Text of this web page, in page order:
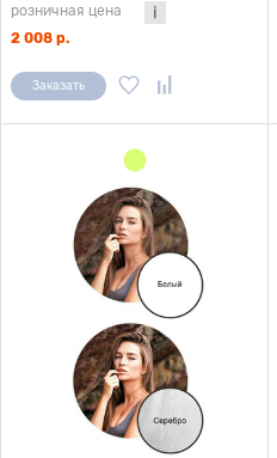
розничная цена
2 008 р.
Заказать